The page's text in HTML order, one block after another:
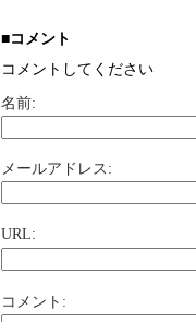
■コメント
コメントしてください
名前:
メールアドレス:
URL:
コメント: